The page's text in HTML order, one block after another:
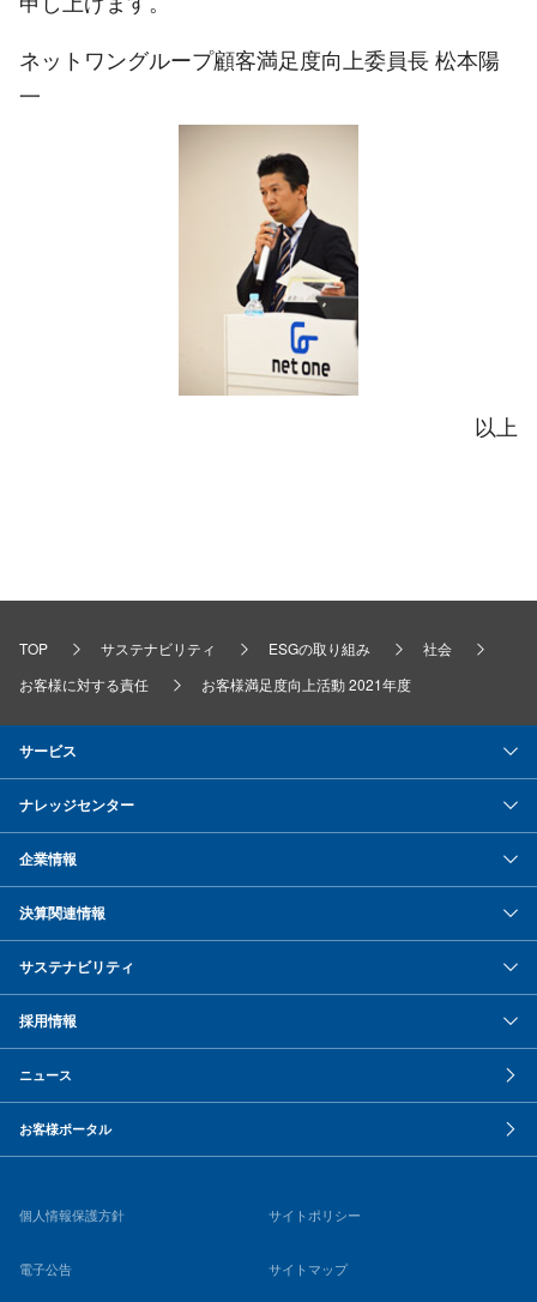
ネットワングループ顧客満足度向上委員長 松本陽
一
以上
TOP サステナビリティ ESGの取り組み
社会
お客様に対する責任
お客様満足度向上活動 2021年度
サービス
ナレッジセンター
企業情報
決算関連情報
サステナビリティ
採用情報
ニュース
お客様ポータル
個人情報保護方針 サイトポリシー
電子公告 サイトマップ